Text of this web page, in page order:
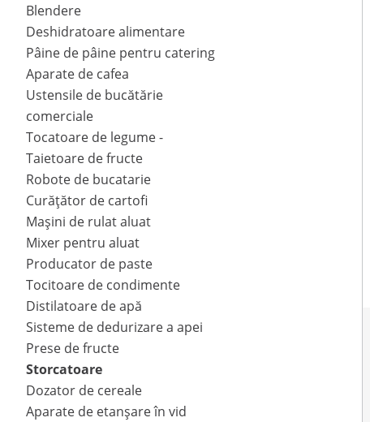
Blendere
Deshidratoare alimentare
Pâine de pâine pentru catering
Aparate de cafea
Ustensile de bucătărie
comerciale
Tocatoare de legume -
Taietoare de fructe
Robote de bucatarie
Curățător de cartofi
Mașini de rulat aluat
Mixer pentru aluat
Producator de paste
Tocitoare de condimente
Distilatoare de apă
Sisteme de dedurizare a apei
Prese de fructe
Storcatoare
Dozator de cereale
Aparate de etanșare în vid